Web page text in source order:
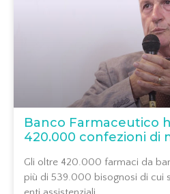
Banco Farmaceutico
420.000 confezioni di
Gli oltre 420.000 farmaci da
più di 539.000 bisognosi di cui